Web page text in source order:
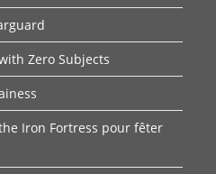
Zero Subjects
Iron Fortress pour fêter